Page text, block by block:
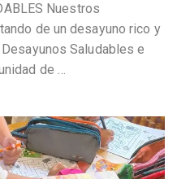
Nuestros
de un desayuno rico y
Saludables e
de …